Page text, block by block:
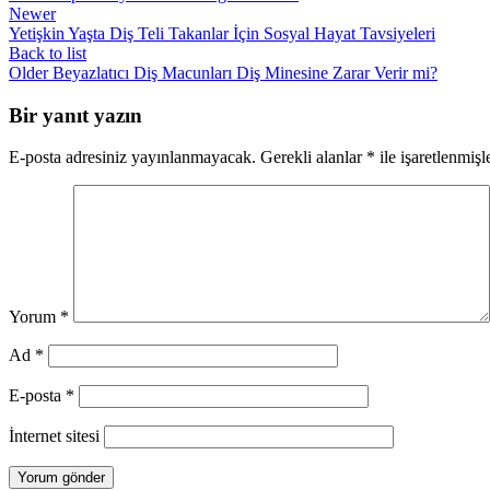
Newer
Yetişkin Yaşta Diş Teli Takanlar İçin Sosyal Hayat Tavsiyeleri
Back to list
Older Beyazlatıcı Diş Macunları Diş Minesine Zarar Verir mi?
Bir yanıt yazın
E-posta adresiniz yayınlanmayacak. Gerekli alanlar * ile
Yorum *
Ad *
E-posta *
İnternet sitesi